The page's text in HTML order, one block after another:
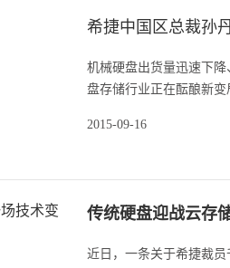
希捷中国区总裁孙
机械硬盘出货量迅速下
盘存储行业正在酝酿新变
2015-09-16
传统硬盘迎战云存
近日，一条关于希捷裁